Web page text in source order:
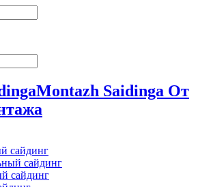
Montazh Saidinga От
сайдинг
сайдинг
сайдинг